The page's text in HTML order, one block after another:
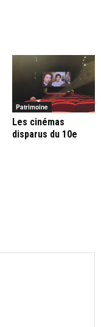
Patrimoine
Les cinémas
disparus du 10e